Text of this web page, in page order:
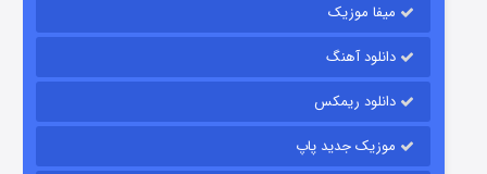
قسمت۱۵ (دوبله) منتشر شد
میفا موزیک
دانلود آهنگ
دانلود ریمکس
موزیک جدید پاپ